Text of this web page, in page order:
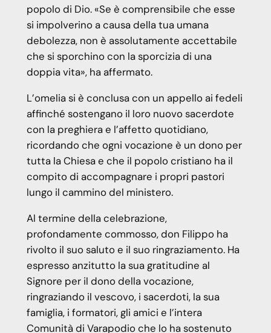
popolo di Dio. «Se è comprensibile che esse
si impolverino a causa della tua umana
debolezza, non è assolutamente accettabile
che si sporchino con la sporcizia di una
doppia vita», ha affermato.
L’omelia si è conclusa con un appello ai fedeli
affinché sostengano il loro nuovo sacerdote
con la preghiera e l’affetto quotidiano,
ricordando che ogni vocazione è un dono per
tutta la Chiesa e che il popolo cristiano ha il
compito di accompagnare i propri pastori
lungo il cammino del ministero.
Al termine della celebrazione,
profondamente commosso, don Filippo ha
rivolto il suo saluto e il suo ringraziamento. Ha
espresso anzitutto la sua gratitudine al
Signore per il dono della vocazione,
ringraziando il vescovo, i sacerdoti, la sua
famiglia, i formatori, gli amici e l’intera
Comunità di Varapodio che lo ha sostenuto